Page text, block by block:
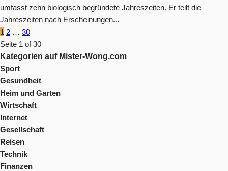
umfasst zehn biologisch begründete Jahreszeiten. Er teilt die
Jahreszeiten nach Erscheinungen...
1 2 … 30
Seite 1 of 30
Kategorien auf Mister-Wong.com
Sport
Gesundheit
Heim und Garten
Wirtschaft
Internet
Gesellschaft
Reisen
Technik
Finanzen